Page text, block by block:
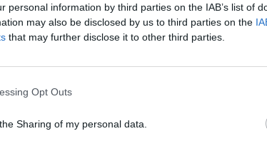
personal information by third parties on the IAB’s list of
may also be disclosed by us to third parties on the
that may further disclose it to other third parties.
Opt Outs
Sharing of my personal data.
Rudy Giuliani a Come States?
Trump, Meloni e la strategia
americana